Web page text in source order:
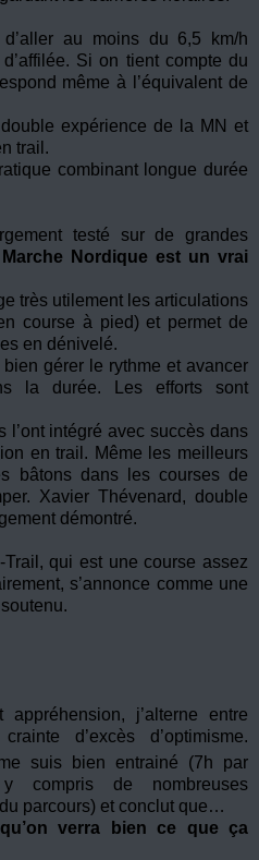
au moins du 6,5 km/h
Si on tient compte du
même à l’équivalent de
expérience de la MN et
trail.
combinant longue durée
testé sur de grandes
Nordique est un vrai
très utilement les articulations
course à pied) et permet de
en dénivelé.
gérer le rythme et avancer
la durée. Les efforts sont
l’ont intégré avec succès dans
en trail. Même les meilleurs
bâtons dans les courses de
Xavier Thévenard, double
démontré.
Trail, qui est une course assez
s’annonce comme une
j’alterne entre
d’excès d’optimisme.
suis bien entrainé (7h par
compris de nombreuses
parcours) et conclut que…
verra bien ce que ça